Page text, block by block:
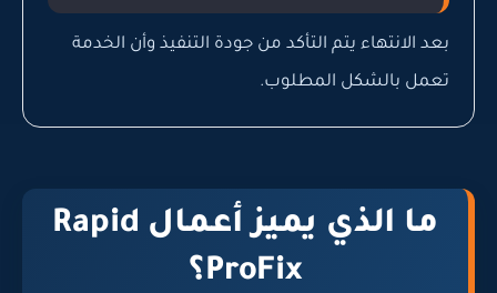
بعد الانتهاء يتم التأكد من جودة التنفيذ وأن الخدمة
تعمل بالشكل المطلوب.
ما الذي يميز أعمال Rapid
ProFix؟